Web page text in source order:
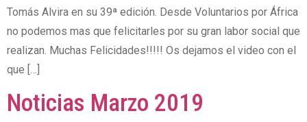
Tomás Alvira en su 39ª edición. Desde Voluntarios por África
no podemos mas que felicitarles por su gran labor social que
realizan. Muchas Felicidades!!!!! Os dejamos el video con el
que […]
Noticias Marzo 2019